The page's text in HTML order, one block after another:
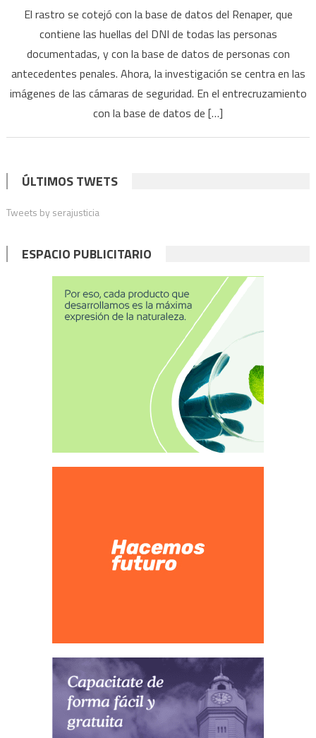
a
Clarín:
la
huella
encontrada
en
Migraciones
El rastro se cotejó con la base de datos del Renaper, que
contiene las huellas del DNI de todas las personas
documentadas, y con la base de datos de personas con
antecedentes penales. Ahora, la investigación se centra en las
imágenes de las cámaras de seguridad. En el entrecruzamiento
con la base de datos de […]
ÚLTIMOS TWETS
Tweets by serajusticia
ESPACIO PUBLICITARIO